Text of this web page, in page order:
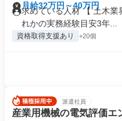
月給32万円～40万円
求めている人材 【 土木
れかの実務経験目安3年...
資格取得支援あり +20個
派遣社員
産業用機械の電気評価エ